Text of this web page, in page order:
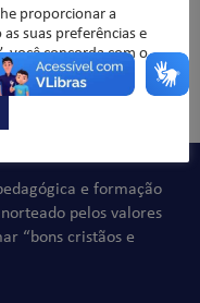
e formação
pelos valores
“bons cristãos e
proporcionar a
suas preferências e
você concorda com o